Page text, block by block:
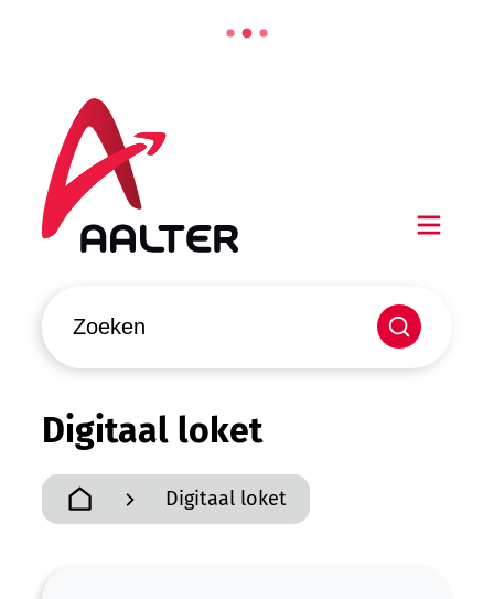
Aalter
Zoeken
Digitaal loket
Startpagina
Digitaal loket